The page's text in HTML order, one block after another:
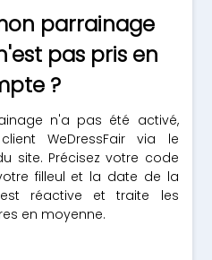
parrainage
pas pris en
?
n'a pas été activé,
WeDressFair via le
site. Précisez votre code
filleul et la date de la
réactive et traite les
en moyenne.